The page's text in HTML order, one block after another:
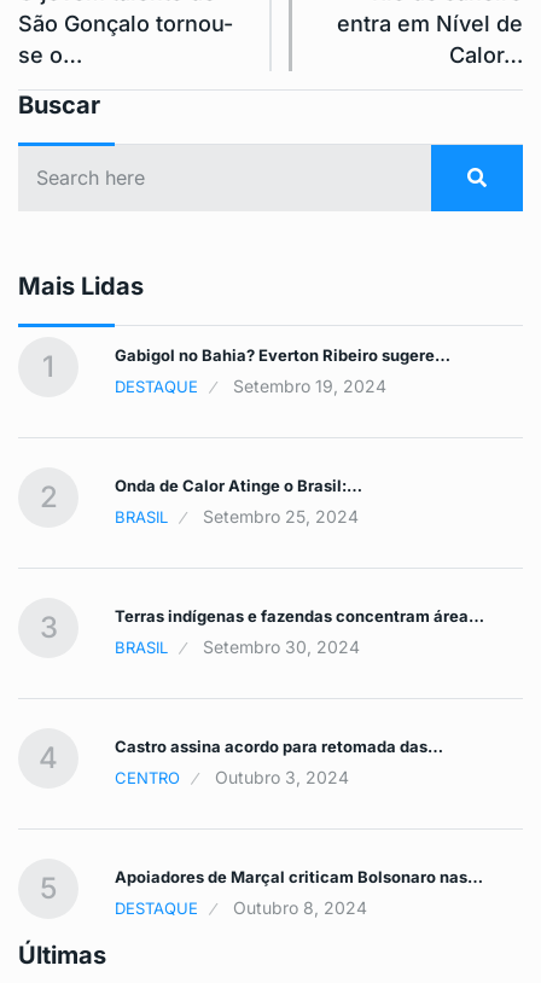
São Gonçalo tornou-
se o…
entra em Nível de
Calor…
Buscar
Mais Lidas
1
Gabigol no Bahia? Everton Ribeiro sugere…
DESTAQUE
Setembro 19, 2024
2
Onda de Calor Atinge o Brasil:…
BRASIL
Setembro 25, 2024
3
Terras indígenas e fazendas concentram área…
BRASIL
Setembro 30, 2024
4
Castro assina acordo para retomada das…
CENTRO
Outubro 3, 2024
5
Apoiadores de Marçal criticam Bolsonaro nas…
DESTAQUE
Outubro 8, 2024
Últimas